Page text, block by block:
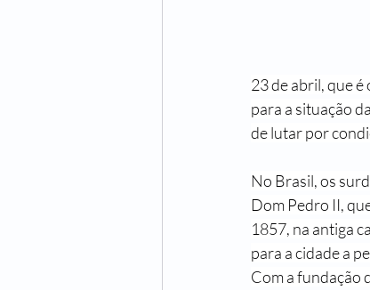
23 de abril, que
para a situação
de lutar por
No Brasil, os
Dom Pedro II,
1857, na antiga
para a cidade a
Com a fundação